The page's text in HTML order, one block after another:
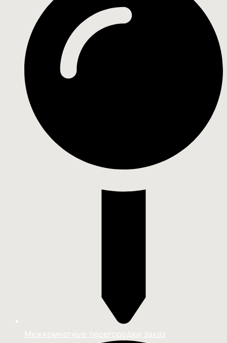
Межкомнатные перегородки заказ